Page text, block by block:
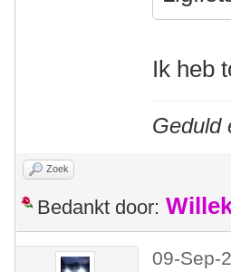
Ik heb
Geduld
Zoek
Bedankt door:
09-Sep-